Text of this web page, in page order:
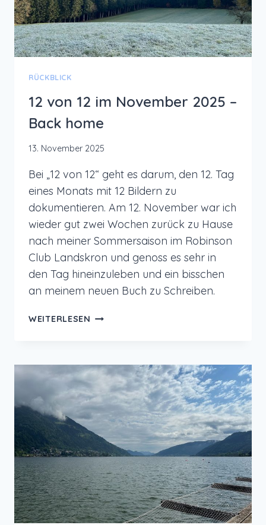
RÜCKBLICK
12 von 12 im November 2025 –
Back home
13. November 2025
Bei „12 von 12“ geht es darum, den 12. Tag
eines Monats mit 12 Bildern zu
dokumentieren. Am 12. November war ich
wieder gut zwei Wochen zurück zu Hause
nach meiner Sommersaison im Robinson
Club Landskron und genoss es sehr in
den Tag hineinzuleben und ein bisschen
an meinem neuen Buch zu Schreiben.
WEITERLESEN 12
NOVEMBER
2025
–
BACK
HOME